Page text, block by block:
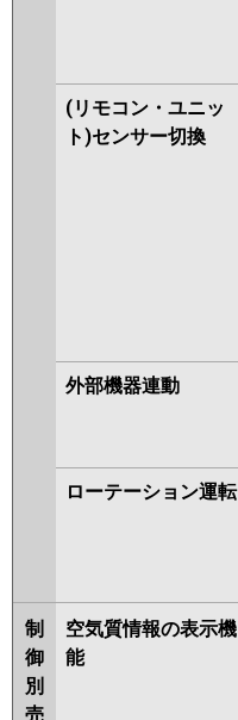
(リモコン・ユニッ
ト)センサー切換
外部機器連動
ローテーション運転
制
御
別
売
空気質情報の表示機
能